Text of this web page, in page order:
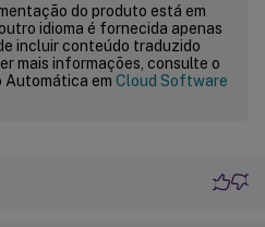
do produto está em
idioma é fornecida apenas
incluir conteúdo traduzido
mais informações, consulte o
Automática em Cloud Software